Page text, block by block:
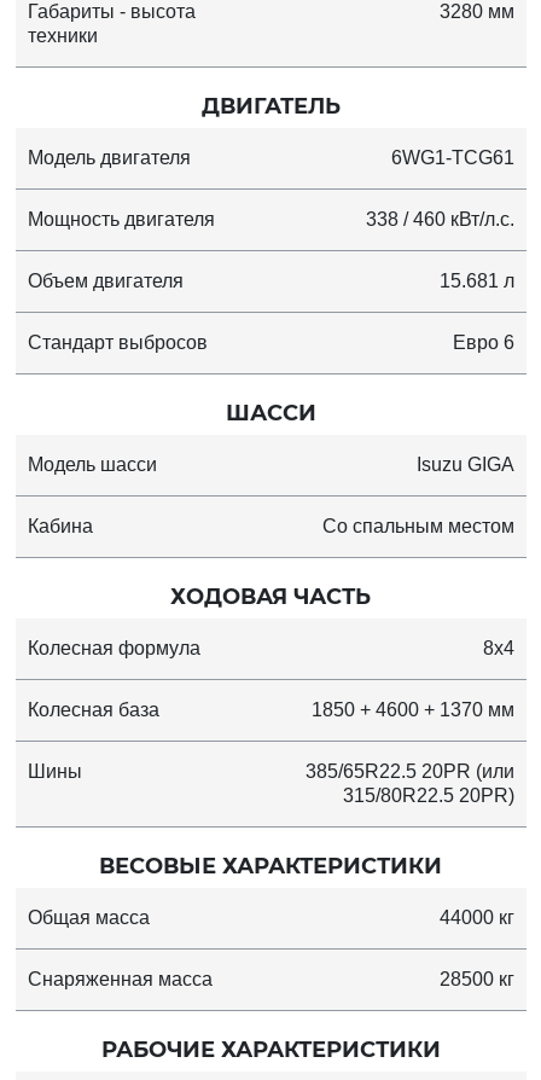
Габариты - высота
техники
3280 мм
ДВИГАТЕЛЬ
Модель двигателя 6WG1-TCG61
Мощность двигателя 338 / 460 кВт/л.с.
Объем двигателя 15.681 л
Стандарт выбросов Евро 6
ШАССИ
Модель шасси Isuzu GIGA
Кабина Со спальным местом
ХОДОВАЯ ЧАСТЬ
Колесная формула 8x4
Колесная база 1850 + 4600 + 1370 мм
Шины
385/65R22.5 20PR (или
315/80R22.5 20PR)
ВЕСОВЫЕ ХАРАКТЕРИСТИКИ
Общая масса 44000 кг
Снаряженная масса 28500 кг
РАБОЧИЕ ХАРАКТЕРИСТИКИ